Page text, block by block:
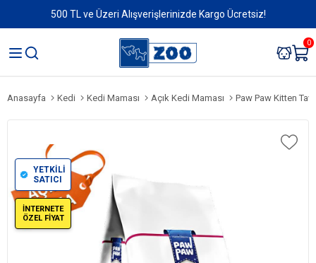
500 TL ve Üzeri Alışverişlerinizde Kargo Ücretsiz!
0
Anasayfa Kedi Kedi Maması Açık Kedi Maması Paw Paw Kitten
YETKİLİ
SATICI
İNTERNETE
ÖZEL FİYAT